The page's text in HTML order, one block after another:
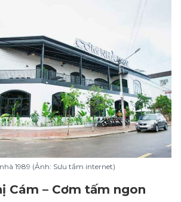
1989 (Ảnh: Sưu tầm internet)
Cám – Cơm tấm ngon